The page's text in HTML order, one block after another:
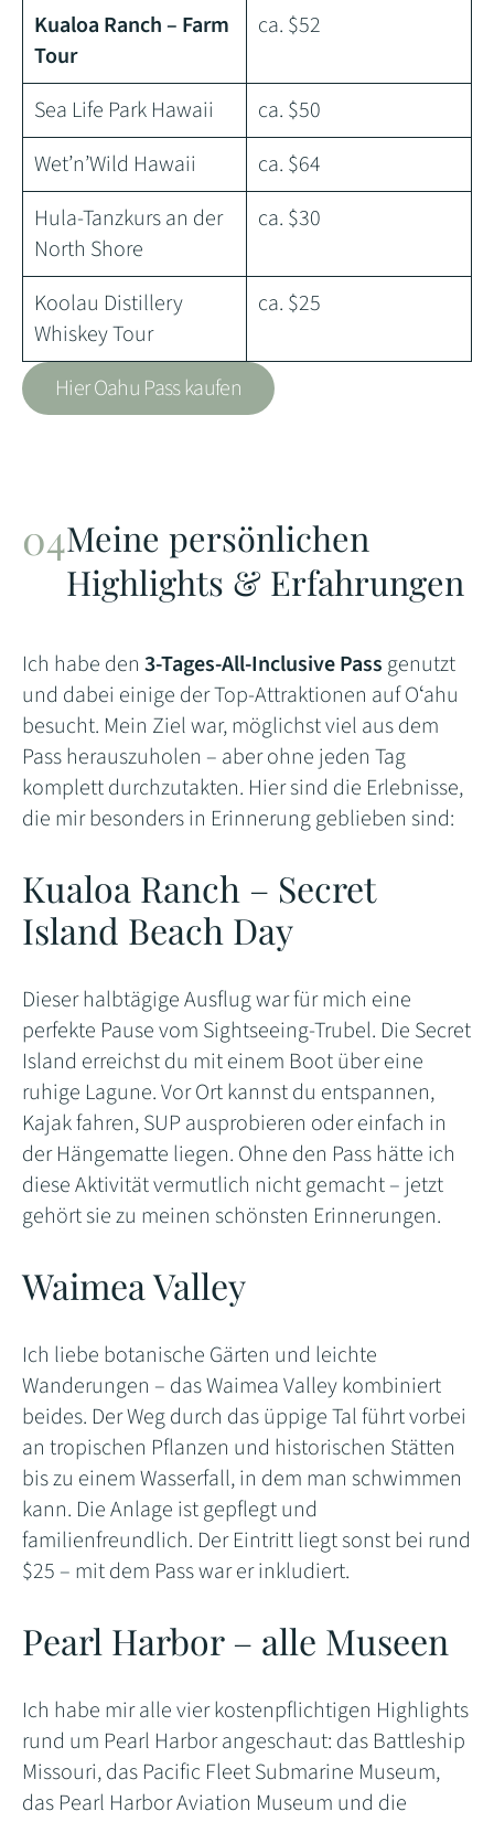
Kualoa Ranch – Farm
Tour
ca. $52
Sea Life Park Hawaii
ca. $50
Wet’n’Wild Hawaii
ca. $64
Hula-Tanzkurs an der
North Shore
ca. $30
Koolau Distillery
Whiskey Tour
ca. $25
Hier Oahu Pass kaufen
Meine persönlichen
Highlights & Erfahrungen
Ich habe den 3-Tages-All-Inclusive Pass genutzt
und dabei einige der Top-Attraktionen auf Oʻahu
besucht. Mein Ziel war, möglichst viel aus dem
Pass herauszuholen – aber ohne jeden Tag
komplett durchzutakten. Hier sind die Erlebnisse,
die mir besonders in Erinnerung geblieben sind:
Kualoa Ranch – Secret
Island Beach Day
Dieser halbtägige Ausflug war für mich eine
perfekte Pause vom Sightseeing-Trubel. Die Secret
Island erreichst du mit einem Boot über eine
ruhige Lagune. Vor Ort kannst du entspannen,
Kajak fahren, SUP ausprobieren oder einfach in
der Hängematte liegen. Ohne den Pass hätte ich
diese Aktivität vermutlich nicht gemacht – jetzt
gehört sie zu meinen schönsten Erinnerungen.
Waimea Valley
Ich liebe botanische Gärten und leichte
Wanderungen – das Waimea Valley kombiniert
beides. Der Weg durch das üppige Tal führt vorbei
an tropischen Pflanzen und historischen Stätten
bis zu einem Wasserfall, in dem man schwimmen
kann. Die Anlage ist gepflegt und
familienfreundlich. Der Eintritt liegt sonst bei rund
$25 – mit dem Pass war er inkludiert.
Pearl Harbor – alle Museen
Ich habe mir alle vier kostenpflichtigen Highlights
rund um Pearl Harbor angeschaut: das Battleship
Missouri, das Pacific Fleet Submarine Museum,
das Pearl Harbor Aviation Museum und die